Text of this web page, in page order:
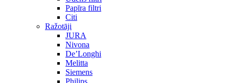
Papīra filtri
Citi
Ražotāji
JURA
Nivona
De’Longhi
Melitta
Siemens
Philips